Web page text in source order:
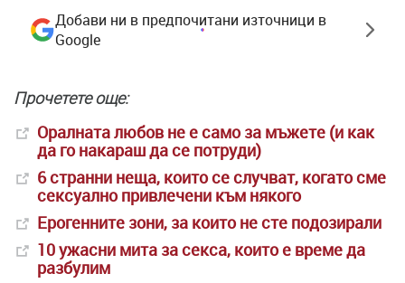
Добави ни в предпочитани източници в
Google
Прочетете още:
Оралната любов не е само за мъжете (и как
да го накараш да се потруди)
6 странни неща, които се случват, когато сме
сексуално привлечени към някого
Ерогенните зони, за които не сте подозирали
10 ужасни мита за секса, които е време да
разбулим